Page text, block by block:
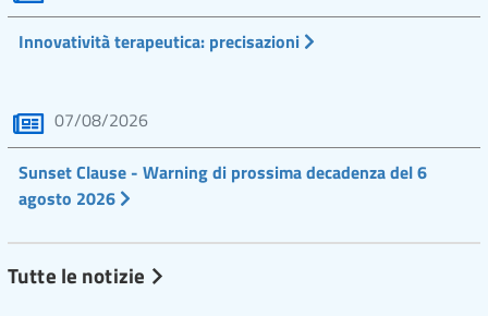
Innovatività terapeutica: precisazioni
07/08/2026
Sunset Clause - Warning di prossima decadenza del 6
agosto 2026
Tutte le notizie